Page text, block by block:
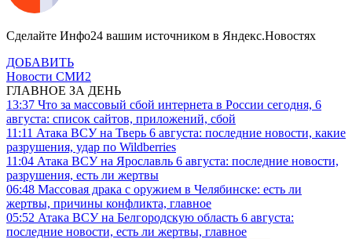
Сделайте Инфо24 вашим источником в Яндекс.Новостях
ДОБАВИТЬ
Новости СМИ2
ГЛАВНОЕ ЗА ДЕНЬ
13:37 Что за массовый сбой интернета в России сегодня, 6
августа: список сайтов, приложений, сбой
11:11 Атака ВСУ на Тверь 6 августа: последние новости, какие
разрушения, удар по Wildberries
11:04 Атака ВСУ на Ярославль 6 августа: последние новости,
разрушения, есть ли жертвы
06:48 Массовая драка с оружием в Челябинске: есть ли
жертвы, причины конфликта, главное
05:52 Атака ВСУ на Белгородскую область 6 августа:
последние новости, есть ли жертвы, главное